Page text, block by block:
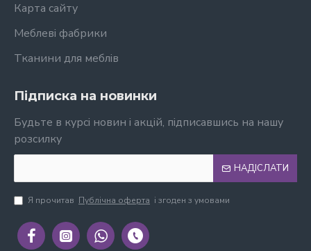
Карта сайту
Меблеві фабрики
Тканини для меблів
Підписка на новинки
Будьте в курсі новин і акцій, підписавшись на нашу
розсилку
НАДІСЛАТИ
Я прочитав Публічна оферта і згоден з умовами